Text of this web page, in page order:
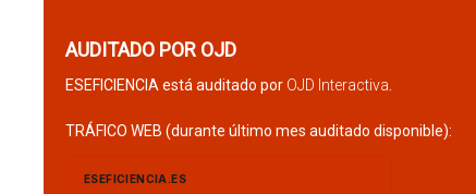
AUDITADO POR OJD
ESEFICIENCIA está auditado por OJD Interactiva
TRÁFICO WEB (durante último mes auditado disponible):